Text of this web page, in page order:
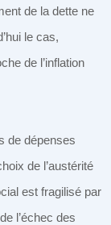
de la dette ne
le cas,
de l’inflation
de dépenses
de l’austérité
est fragilisé par
l’échec des